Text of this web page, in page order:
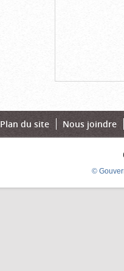
Plan du site Nous joindre
©